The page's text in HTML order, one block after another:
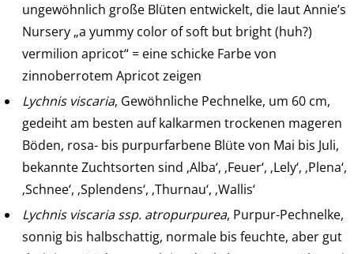
ungewöhnlich große Blüten entwickelt, die laut Annie’s
Nursery „a yummy color of soft but bright (huh?)
vermilion apricot“ = eine schicke Farbe von
zinnoberrotem Apricot zeigen
Lychnis viscaria, Gewöhnliche Pechnelke, um 60 cm,
gedeiht am besten auf kalkarmen trockenen mageren
Böden, rosa- bis purpurfarbene Blüte von Mai bis Juli,
bekannte Zuchtsorten sind ‚Alba‘, ‚Feuer‘, ‚Lely‘, ‚Plena‘,
‚Schnee‘, ‚Splendens‘, ‚Thurnau‘, ‚Wallis‘
Lychnis viscaria ssp. atropurpurea, Purpur-Pechnelke,
sonnig bis halbschattig, normale bis feuchte, aber gut